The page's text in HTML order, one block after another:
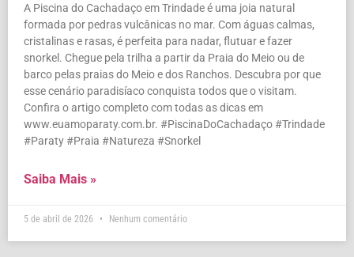
A Piscina do Cachadaço em Trindade é uma joia natural
formada por pedras vulcânicas no mar. Com águas calmas,
cristalinas e rasas, é perfeita para nadar, flutuar e fazer
snorkel. Chegue pela trilha a partir da Praia do Meio ou de
barco pelas praias do Meio e dos Ranchos. Descubra por que
esse cenário paradisíaco conquista todos que o visitam.
Confira o artigo completo com todas as dicas em
www.euamoparaty.com.br. #PiscinaDoCachadaço #Trindade
#Paraty #Praia #Natureza #Snorkel
Saiba Mais »
5 de abril de 2026 Nenhum comentário